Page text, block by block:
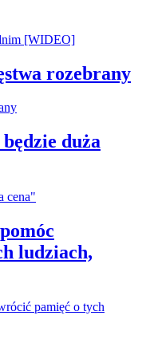
rozebrany
duża
ludziach,